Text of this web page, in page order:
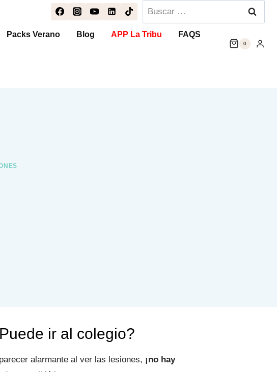
Buscar:
Packs Verano Blog APP La Tribu FAQS
0
ir al colegio?
alarmante al ver las lesiones, ¡no hay